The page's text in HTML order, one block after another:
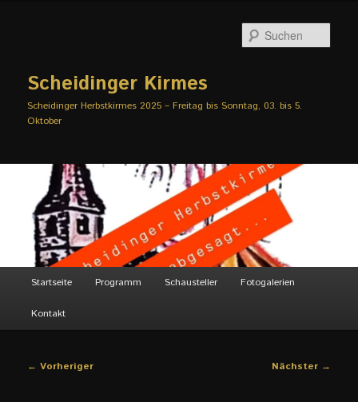
springenScheidinger Kirmes
Scheidinger Herbstkirmes 2025 – Freitag bis Sonntag, 03. bis 5.
Oktober
Hauptmenü
Startseite Programm Schausteller Fotogalerien
Kontakt
Beitragsnavigation
← Vorheriger Nächster →